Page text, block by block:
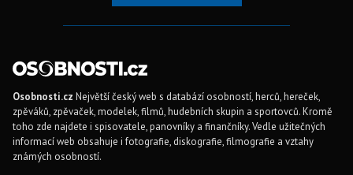
Osobnosti.cz Největší český web s databází osobností, herců, hereček,
zpěváků, zpěvaček, modelek, filmů, hudebních skupin a sportovců. Kromě
toho zde najdete i spisovatele, panovníky a finančníky. Vedle užitečných
informací web obsahuje i fotografie, diskografie, filmografie a vztahy
známých osobností.